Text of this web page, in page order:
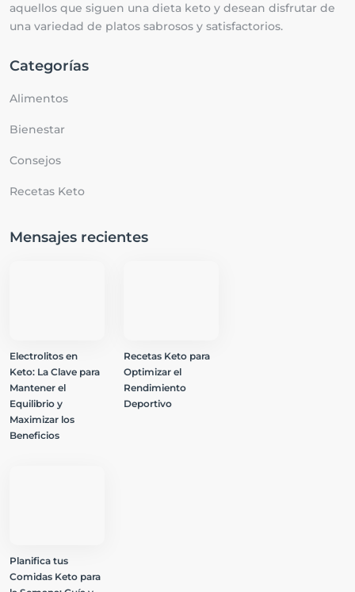
aquellos que siguen una dieta keto y desean disfrutar de
una variedad de platos sabrosos y satisfactorios.
Categorías
Alimentos
Bienestar
Consejos
Recetas Keto
Mensajes recientes
Electrolitos en
Keto: La Clave para
Mantener el
Equilibrio y
Maximizar los
Beneficios
Recetas Keto para
Optimizar el
Rendimiento
Deportivo
Planifica tus
Comidas Keto para